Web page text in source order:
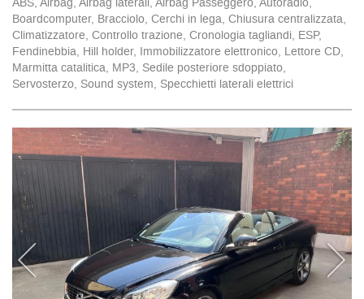
Boardcomputer, Bracciolo, Cerchi in lega, Chiusura centralizzata,
Climatizzatore, Controllo trazione, Cronologia tagliandi, ESP,
Fendinebbia, Hill holder, Immobilizzatore elettronico, Lettore CD,
Marmitta catalitica, MP3, Sedile posteriore sdoppiato,
Servosterzo, Sound system, Specchietti laterali elettrici